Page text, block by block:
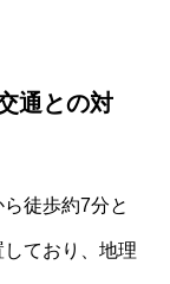
通との対
徒歩約7分と
ており、地理